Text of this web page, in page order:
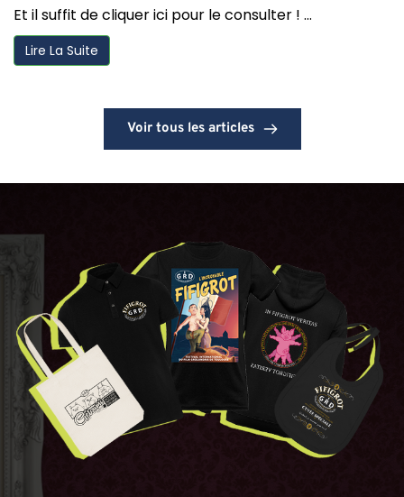
Et il suffit de cliquer ici pour le consulter ! ...
Lire La Suite
Voir tous les articles